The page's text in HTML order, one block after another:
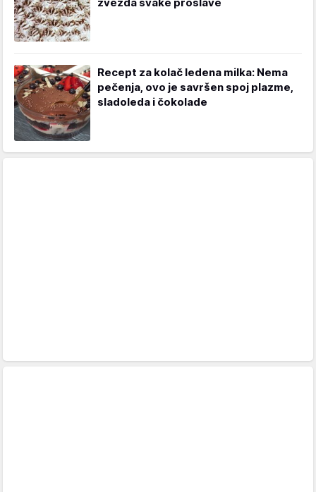
Recept za kolač ledena milka: Nema
pečenja, ovo je savršen spoj plazme,
sladoleda i čokolade